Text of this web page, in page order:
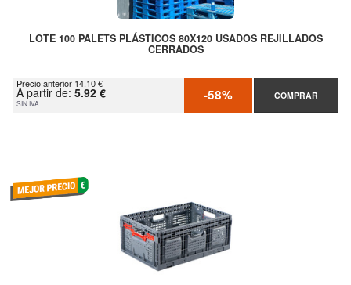
LOTE 100 PALETS PLÁSTICOS 80X120 USADOS REJILLADOS
CERRADOS
Precio anterior 14.10 €
A partir de: 5.92 €
SIN IVA -58% COMPRAR